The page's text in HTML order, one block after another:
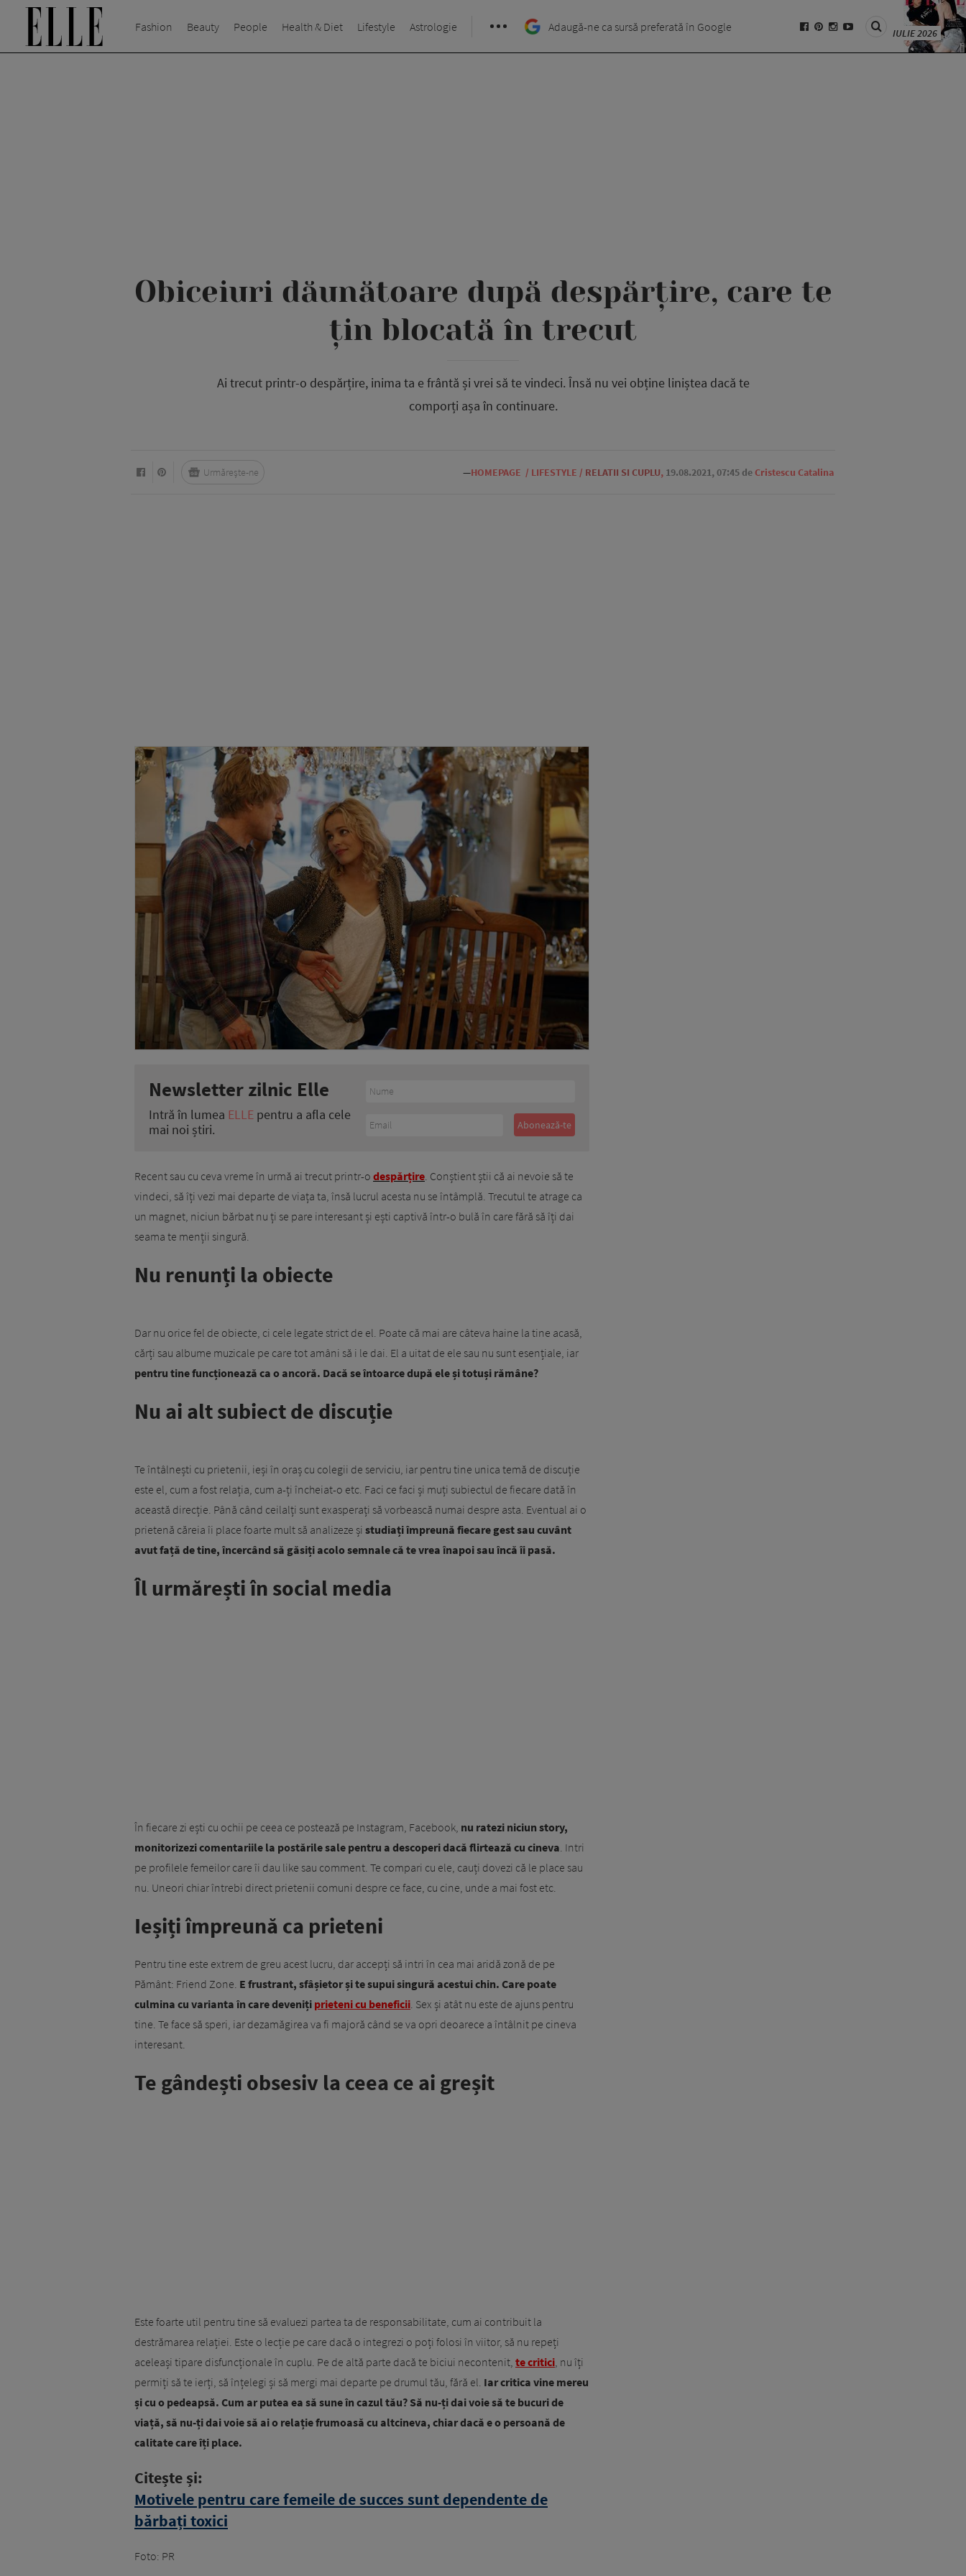
Fashion Beauty People Health & Diet Lifestyle Astrologie Adaugă-ne ca sursă preferată în Google IULIE 2026
Obiceiuri dăunătoare după despărțire, care te
țin blocată în trecut
Ai trecut printr-o despărțire, inima ta e frântă și vrei să te vindeci. Însă nu vei obține liniștea dacă te
comporți așa în continuare.
—HOMEPAGE / LIFESTYLE / RELATII SI CUPLU, 19.08.2021, 07:45 deCristescu Catalina
Urmărește-ne
Newsletter zilnic Elle
Intră în lumea ELLE pentru a afla cele
mai noi știri.
Recent sau cu ceva vreme în urmă ai trecut printr-o despărțire . Conștient știi că ai nevoie să te
vindeci, să îți vezi mai departe de viața ta, însă lucrul acesta nu se întâmplă. Trecutul te atrage ca
un magnet, niciun bărbat nu ți se pare interesant și ești captivă într-o bulă în care fără să îți dai
seama te menții singură.
Nu renunți la obiecte
Dar nu orice fel de obiecte, ci cele legate strict de el. Poate că mai are câteva haine la tine acasă,
cărți sau albume muzicale pe care tot amâni să i le dai. El a uitat de ele sau nu sunt esențiale, iar
pentru tine funcționează ca o ancoră. Dacă se întoarce după ele și totuși rămâne?
Nu ai alt subiect de discuție
Te întâlnești cu prietenii, ieși în oraș cu colegii de serviciu, iar pentru tine unica temă de discuție
este el, cum a fost relația, cum a-ți încheiat-o etc. Faci ce faci și muți subiectul de fiecare dată în
această direcție. Până când ceilalți sunt exasperați să vorbească numai despre asta. Eventual ai o
prietenă căreia îi place foarte mult să analizeze și studiați împreună fiecare gest sau cuvânt
avut față de tine, încercând să găsiți acolo semnale că te vrea înapoi sau încă îi pasă.
Îl urmărești în social media
În fiecare zi ești cu ochii pe ceea ce postează pe Instagram, Facebook, nu ratezi niciun story,
monitorizezi comentariile la postările sale pentru a descoperi dacă flirtează cu cineva . Intri
pe profilele femeilor care îi dau like sau comment. Te compari cu ele, cauți dovezi că le place sau
nu. Uneori chiar întrebi direct prietenii comuni despre ce face, cu cine, unde a mai fost etc.
Ieșiți împreună ca prieteni
Pentru tine este extrem de greu acest lucru, dar accepți să intri în cea mai aridă zonă de pe
Pământ: Friend Zone. E frustrant, sfâșietor și te supui singură acestui chin. Care poate
culmina cu varianta în care deveniți prieteni cu beneficii . Sex și atât nu este de ajuns pentru
tine. Te face să speri, iar dezamăgirea va fi majoră când se va opri deoarece a întâlnit pe cineva
interesant.
Te gândești obsesiv la ceea ce ai greșit
Este foarte util pentru tine să evaluezi partea ta de responsabilitate, cum ai contribuit la
destrămarea relației. Este o lecție pe care dacă o integrezi o poți folosi în viitor, să nu repeți
aceleași tipare disfuncționale în cuplu. Pe de altă parte dacă te biciui necontenit, te critici , nu îți
permiți să te ierți, să înțelegi și să mergi mai departe pe drumul tău, fără el. Iar critica vine mereu
și cu o pedeapsă. Cum ar putea ea să sune în cazul tău? Să nu-ți dai voie să te bucuri de
viață, să nu-ți dai voie să ai o relație frumoasă cu altcineva, chiar dacă e o persoană de
calitate care îți place.
Citește și:
Motivele pentru care femeile de succes sunt dependente de
bărbați toxici
Foto: PR